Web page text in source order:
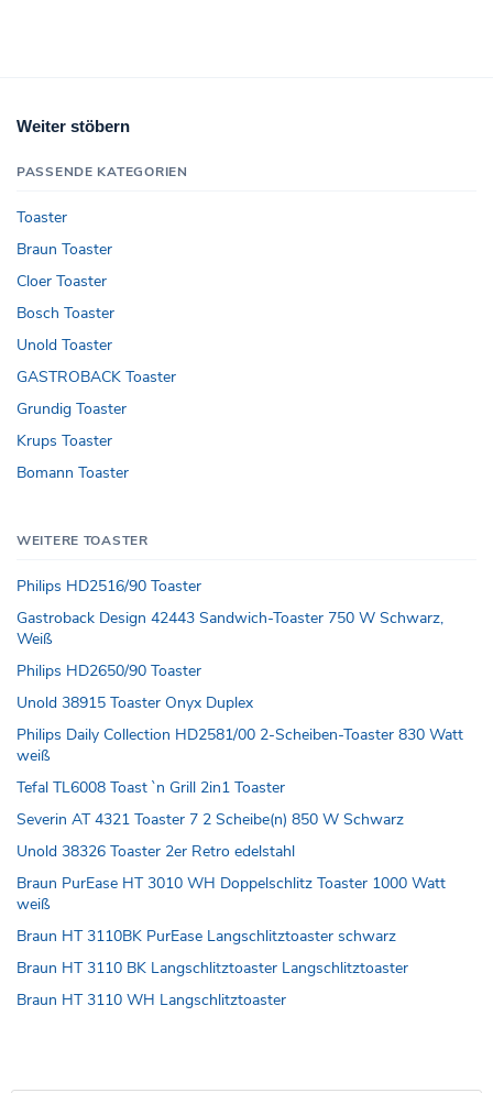
Weiter stöbern
PASSENDE KATEGORIEN
Toaster
Braun Toaster
Cloer Toaster
Bosch Toaster
Unold Toaster
GASTROBACK Toaster
Grundig Toaster
Krups Toaster
Bomann Toaster
WEITERE TOASTER
Philips HD2516/90 Toaster
Gastroback Design 42443 Sandwich-Toaster 750 W Schwarz,
Weiß
Philips HD2650/90 Toaster
Unold 38915 Toaster Onyx Duplex
Philips Daily Collection HD2581/00 2-Scheiben-Toaster 830 Watt
weiß
Tefal TL6008 Toast `n Grill 2in1 Toaster
Severin AT 4321 Toaster 7 2 Scheibe(n) 850 W Schwarz
Unold 38326 Toaster 2er Retro edelstahl
Braun PurEase HT 3010 WH Doppelschlitz Toaster 1000 Watt
weiß
Braun HT 3110BK PurEase Langschlitztoaster schwarz
Braun HT 3110 BK Langschlitztoaster Langschlitztoaster
Braun HT 3110 WH Langschlitztoaster